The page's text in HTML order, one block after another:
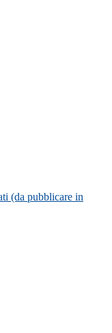
(da pubblicare in